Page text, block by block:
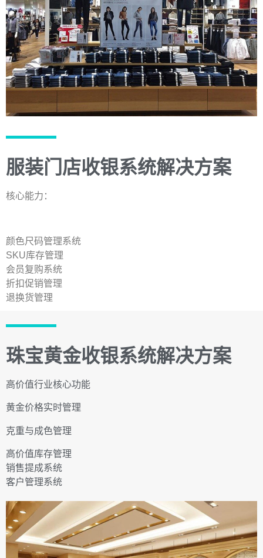
服装门店收银系统解决方案
核心能力：
颜色尺码管理系统
SKU库存管理
会员复购系统
折扣促销管理
退换货管理
珠宝黄金收银系统解决方案
高价值行业核心功能
黄金价格实时管理
克重与成色管理
高价值库存管理
销售提成系统
客户管理系统